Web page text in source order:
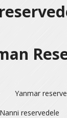
Yanmar
Nanni reservedele